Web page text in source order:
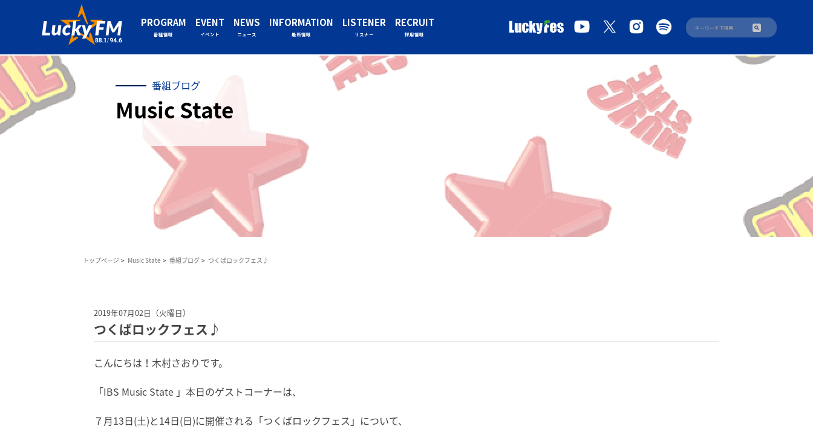
PROGRAM
番組情報
EVENT
イベント
NEWS
ニュース
INFORMATION
最新情報
LISTENER
リスナー
RECRUIT
採用情報
番組ブログ
Music State
トップページ Music State 番組ブログ つくばロックフェス♪
2019年07月02日（火曜日）
つくばロックフェス♪
こんにちは！木村さおりです。
「IBS Music State 」本日のゲストコーナーは、
７月13日(土)と14日(日)に開催される「つくばロックフェス」について、